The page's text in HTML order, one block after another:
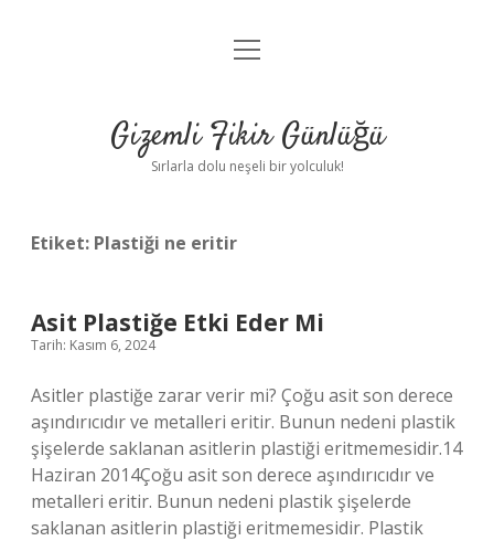
Anasayfa
Yasal Uyarı
menüyü
Gizemli Fikir Günlüğü
Sırlarla dolu neşeli bir yolculuk!
Etiket: Plastiği ne eritir
Asit Plastiğe Etki Eder Mi
Tarih: Kasım 6, 2024
Asitler plastiğe zarar verir mi? Çoğu asit son derece
aşındırıcıdır ve metalleri eritir. Bunun nedeni plastik
şişelerde saklanan asitlerin plastiği eritmemesidir.14
Haziran 2014Çoğu asit son derece aşındırıcıdır ve
metalleri eritir. Bunun nedeni plastik şişelerde
saklanan asitlerin plastiği eritmemesidir. Plastik